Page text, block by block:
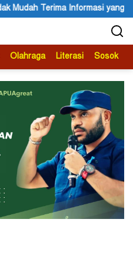
Darius Sabon Rain: 19
Olahraga Literasi Sosok